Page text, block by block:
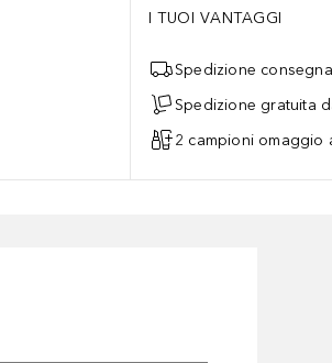
I TUOI VANTAGGI
Spedizione
Spedizione gratuita
2 campioni omaggio